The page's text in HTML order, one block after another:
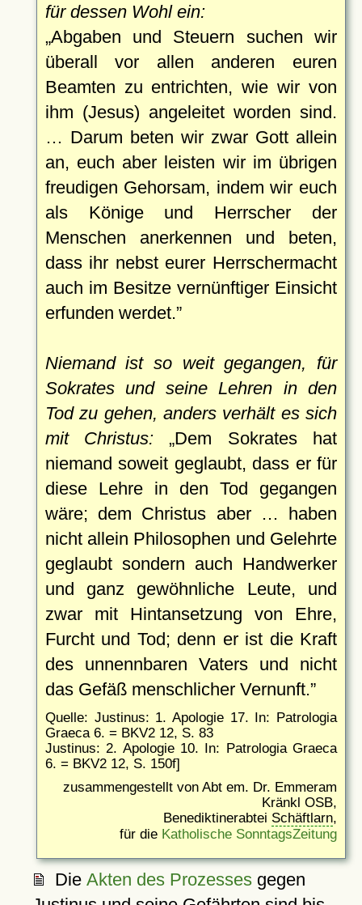
für dessen Wohl ein:
Abgaben und Steuern suchen wir
überall vor allen anderen euren
Beamten zu entrichten, wie wir von
ihm (Jesus) angeleitet worden sind.
… Darum beten wir zwar Gott allein
an, euch aber leisten wir im übrigen
freudigen Gehorsam, indem wir euch
als Könige und Herrscher der
Menschen anerkennen und beten,
dass ihr nebst eurer Herrschermacht
auch im Besitze vernünftiger Einsicht
erfunden werdet.
Niemand ist so weit gegangen, für
Sokrates und seine Lehren in den
Tod zu gehen, anders verhält es sich
mit Christus:
Dem Sokrates hat
niemand soweit geglaubt, dass er für
diese Lehre in den Tod gegangen
wäre; dem Christus aber … haben
nicht allein Philosophen und Gelehrte
geglaubt sondern auch Handwerker
und ganz gewöhnliche Leute, und
zwar mit Hintansetzung von Ehre,
Furcht und Tod; denn er ist die Kraft
des unnennbaren Vaters und nicht
das Gefäß menschlicher Vernunft.
Quelle: Justinus: 1. Apologie 17. In: Patrologia
Graeca 6. = BKV2 12, S. 83
Justinus: 2. Apologie 10. In: Patrologia Graeca
6. = BKV2 12, S. 150f]
zusammengestellt von Abt em. Dr. Emmeram
Kränkl OSB,
Benediktinerabtei Schäftlarn,
für die Katholische SonntagsZeitung
Die Akten des Prozessesgegen